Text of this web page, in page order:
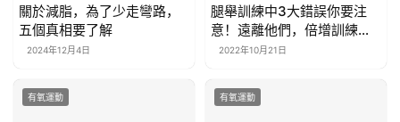
關於減脂，為了少走彎路，
五個真相要了解
2024年12月4日
腿舉訓練中3大錯誤你要注
意！遠離他們，倍增訓練效
果2022年10月21日
有氧運動 有氧運動